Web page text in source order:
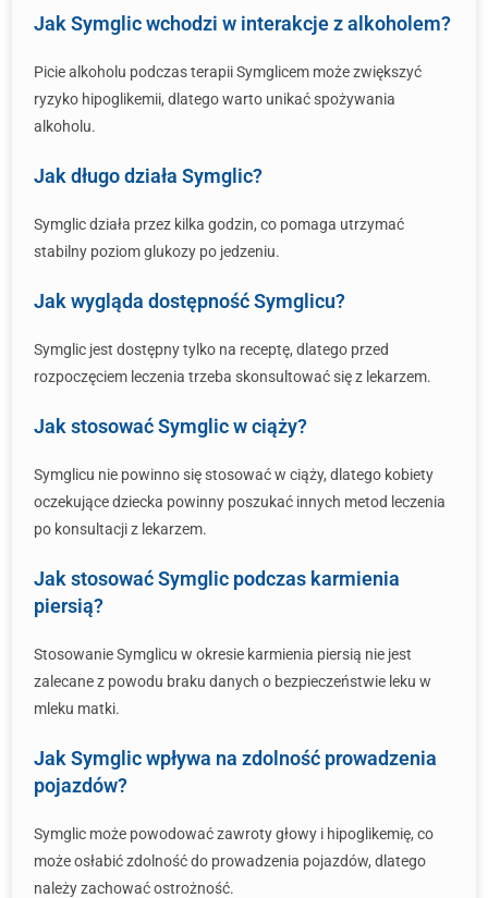
Jak Symglic wchodzi w interakcje z alkoholem?
Picie alkoholu podczas terapii Symglicem może zwiększyć
ryzyko hipoglikemii, dlatego warto unikać spożywania
alkoholu.
Jak długo działa Symglic?
Symglic działa przez kilka godzin, co pomaga utrzymać
stabilny poziom glukozy po jedzeniu.
Jak wygląda dostępność Symglicu?
Symglic jest dostępny tylko na receptę, dlatego przed
rozpoczęciem leczenia trzeba skonsultować się z lekarzem.
Jak stosować Symglic w ciąży?
Symglicu nie powinno się stosować w ciąży, dlatego kobiety
oczekujące dziecka powinny poszukać innych metod leczenia
po konsultacji z lekarzem.
Jak stosować Symglic podczas karmienia
piersią?
Stosowanie Symglicu w okresie karmienia piersią nie jest
zalecane z powodu braku danych o bezpieczeństwie leku w
mleku matki.
Jak Symglic wpływa na zdolność prowadzenia
pojazdów?
Symglic może powodować zawroty głowy i hipoglikemię, co
może osłabić zdolność do prowadzenia pojazdów, dlatego
należy zachować ostrożność.